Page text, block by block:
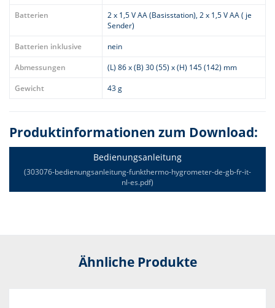
Batterien
2 x 1,5 V AA (Basisstation), 2 x 1,5 V AA ( je
Sender)
Batterien inklusive
nein
Abmessungen
(L) 86 x (B) 30 (55) x (H) 145 (142) mm
Gewicht
43 g
Produktinformationen zum Download:
Bedienungsanleitung
(303076-bedienungsanleitung-funkthermo-hygrometer-de-gb-fr-it-
nl-es.pdf)
Ähnliche Produkte